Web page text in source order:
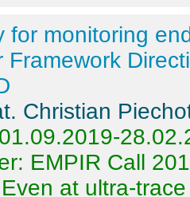
for monitoring
Framework
Christian
EMPIR Call
Even at ultra-